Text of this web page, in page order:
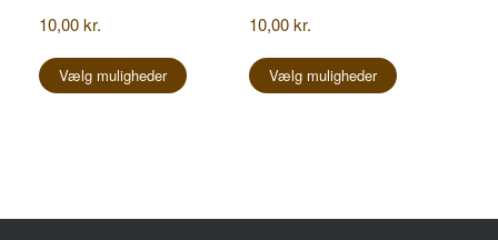
10,00kr.
Vælg muligheder
vare
på
10,00kr.
Vælg muligheder
vare
på